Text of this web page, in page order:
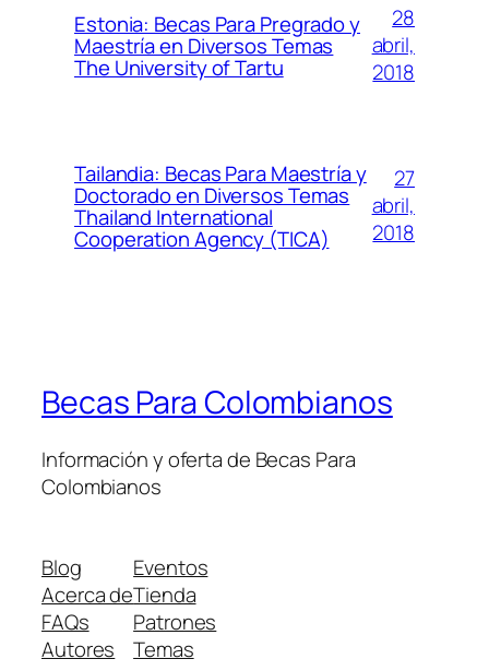
Estonia: Becas Para Pregrado y
Maestría en Diversos Temas
The University of Tartu
28
abril,
2018
Tailandia: Becas Para Maestría y
Doctorado en Diversos Temas
Thailand International
Cooperation Agency (TICA)
27
abril,
2018
Becas Para Colombianos
Información y oferta de Becas Para
Colombianos
Blog
Acerca de
FAQs
Autores
Eventos
Tienda
Patrones
Temas